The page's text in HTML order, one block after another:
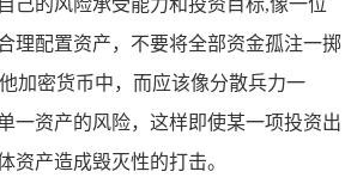
理配置资产，不要将全部资金孤注一掷
加密货币中，而应该像分散兵力一
一资产的风险，这样即使某一项投资出
资产造成毁灭性的打击。